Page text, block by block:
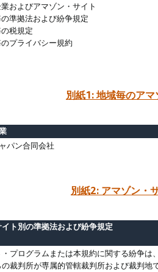
およびアマゾン・サイト
準拠法および紛争規定
税規定
プライバシー規約
別紙1: 地域毎のア
パン合同会社
別紙2: アマゾン・
ト別の準拠法および紛争規定
プログラムまたは本規約に関する紛争
の裁判所が専属的管轄裁判所および裁判